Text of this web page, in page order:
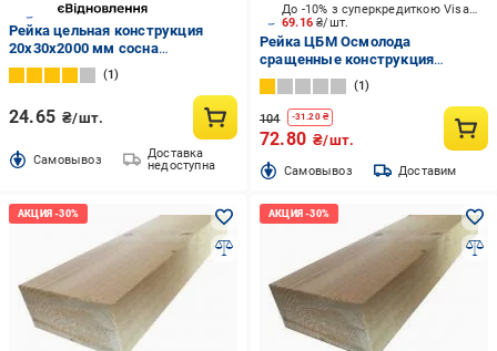
Рейка цельная конструкция
20х30х2000 мм сосна
строганная с двух сторон
1
24.65 ₴/шт.
Cамовывоз
Доставка
недоступна
69.16₴/шт.
До -10% з суперкредиткою Visa Вигода
Рейка ЦБМ Осмолода
сращенные конструкция
30х40х1500 мм карпатская ель
1
104 -31.20₴
72.80 ₴/шт.
Cамовывоз Доставим